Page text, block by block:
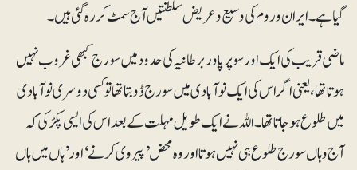
گیا ہے۔ ایران و روم کی وسیع و عریض سلطنتیں آج سمٹ کر رہ گئی ہیں۔
ماضی قریب کی ایک اور سوپر پاور برطانیہ کی حدود میں سورج کبھی غروب نہیں
ہوتا تھا، یعنی اگر اس کی ایک نوآبادی میں سورج ڈوبتا تھا تو کسی دوسری نوآبادی
میں طلوع ہو جاتا تھا۔ اللہ نے ایک طویل مہلت کے بعد اس کی ایسی پکڑ کی کہ
آج وہاں سورج طلوع ہی نہیں ہوتا اور وہ محض ’پیروی کرنے‘ اور ’ہاں میں ہاں